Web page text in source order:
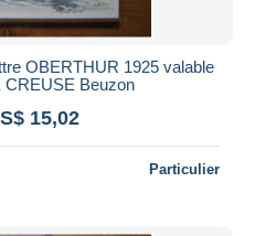
OBERTHUR 1925 valable
CREUSE Beuzon
15,02
Particulier